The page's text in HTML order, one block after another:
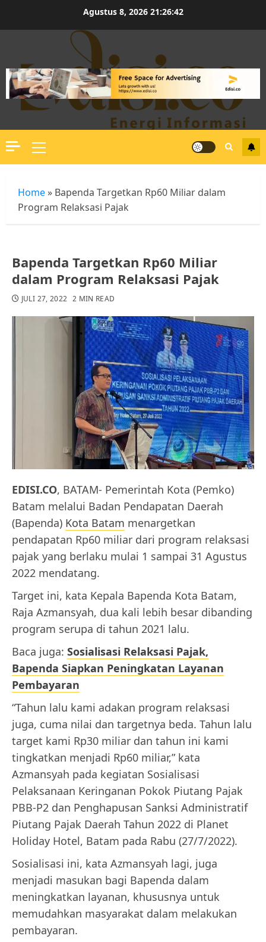
Agustus 8, 2026 21:26:43
Primary
Menu
Home » Bapenda Targetkan Rp60 Miliar dalam
Program Relaksasi Pajak
Bapenda Targetkan Rp60 Miliar
dalam Program Relaksasi Pajak
JULI 27, 2022 2 MIN READ
EDISI.CO, BATAM- Pemerintah Kota (Pemko)
Batam melalui Badan Pendapatan Daerah
(Bapenda) Kota Batam menargetkan
pendapatan Rp60 miliar dari program relaksasi
pajak yang berlaku mulai 1 sampai 31 Agustus
2022 mendatang.
Target ini, kata Kepala Bapenda Kota Batam,
Raja Azmansyah, dua kali lebih besar dibanding
program serupa di tahun 2021 lalu.
Baca juga: Sosialisasi Relaksasi Pajak,
Bapenda Siapkan Peningkatan Layanan
Pembayaran
“Tahun lalu kami adakan program relaksasi
juga, cuma nilai dan targetnya beda. Tahun lalu
target kami Rp30 miliar dan tahun ini kami
tingkatkan menjadi Rp60 miliar,” kata
Azmansyah pada kegiatan Sosialisasi
Pelaksanaan Keringanan Pokok Piutang Pajak
PBB-P2 dan Penghapusan Sanksi Administratif
Piutang Pajak Daerah Tahun 2022 di Planet
Holiday Hotel, Batam pada Rabu (27/7/2022).
Sosialisasi ini, kata Azmansyah lagi, juga
menjadi masukan bagi Bapenda dalam
meningkatkan layanan, khususnya untuk
memudahkan masyarakat dalam melakukan
pembayaran.